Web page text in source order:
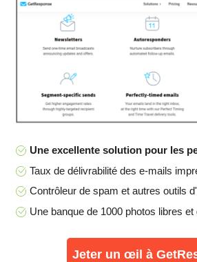
Une excellente solution pour les
Taux de délivrabilité des e-mails
Contrôleur de spam et autres outils
Une banque de 1000 photos libres
Jeter un œil à